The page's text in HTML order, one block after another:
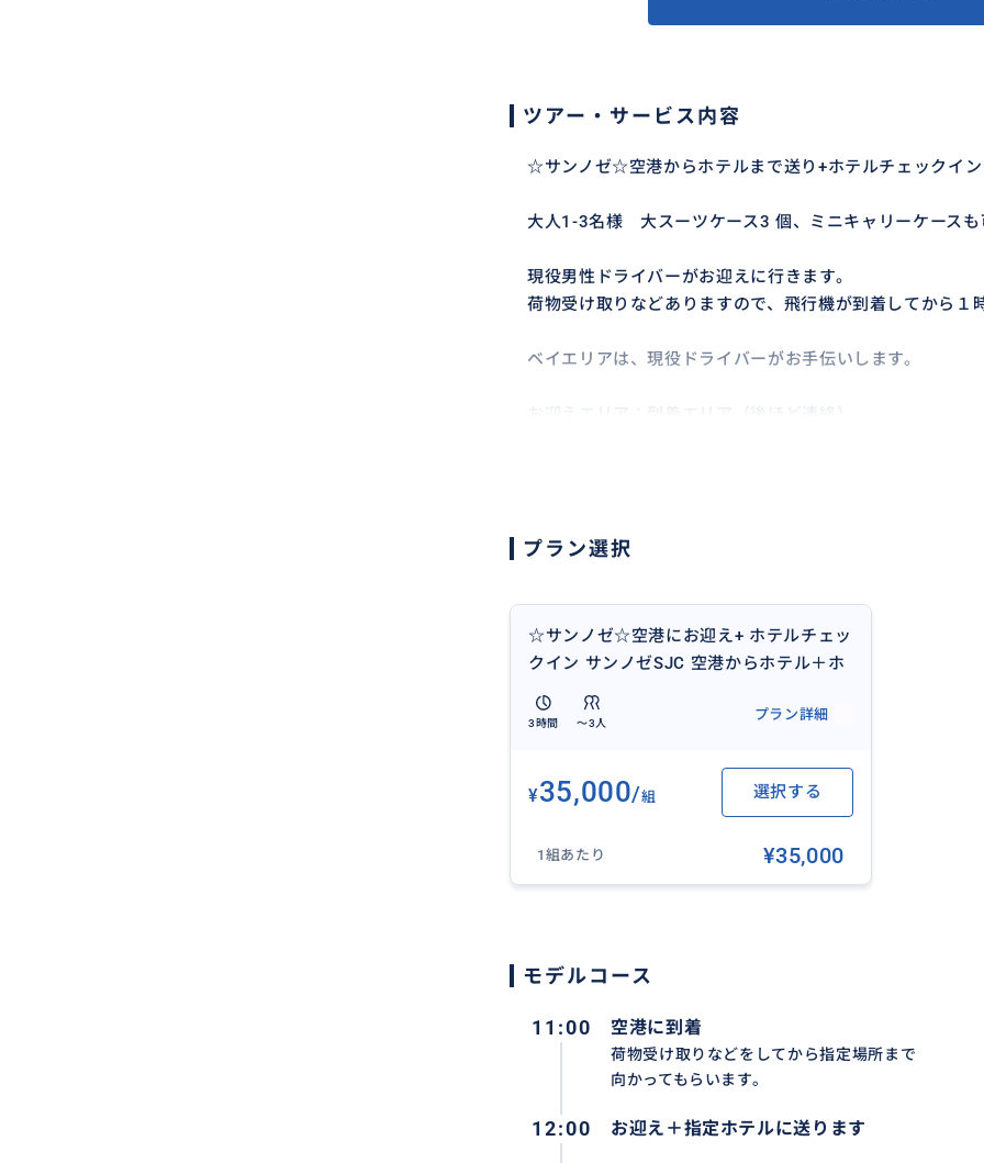
ツアー・サービス内容
☆サンノゼ☆空港からホテルまで送り+ホテルチェックイン
大人1-3名様 大スーツケース3 個、ミニキャリーケースも
現役男性ドライバーがお迎えに行きます。
荷物受け取りなどありますので、飛行機が到着してから１
ベイエリアは、現役ドライバーがお手伝いします。
プラン選択
☆サンノゼ☆空港にお迎え+ ホテルチェッ
クイン サンノゼSJC 空港からホテル＋ホ
テルチェックインまで大人1-3名様 大ス
ーツケース2個、ミニキャリーケースも可
3時間 〜3人
プラン詳細
¥35,000/組 選択する
1組あたり ¥35,000
モデルコース
11:00 空港に到着
荷物受け取りなどをしてから指定場所まで
向かってもらいます。
12:00 お迎え＋指定ホテルに送ります